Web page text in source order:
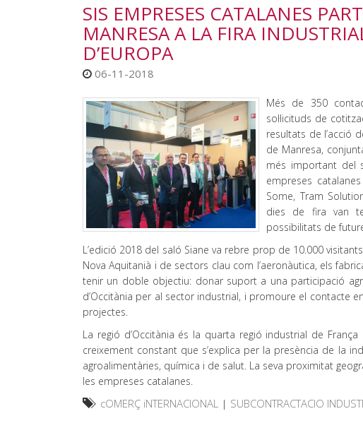
SIS EMPRESES CATALANES
MANRESA A LA FIRA
D’EUROPA
06-11-2018
Més de 350
sol·licituds de
resultats de l’acció
de Manresa,
més important del
empreses
Some, Tram
dies de fira van
possibilitats de
L’edició 2018 del saló Siane va rebre prop de 10.000
Nova Aquitanià i de sectors clau com l’aeronàutica, els
tenir un doble objectiu: donar suport a una participació
d’Occitània per al sector industrial, i promoure el contacte
projectes.
La regió d’Occitània és la quarta regió industrial de
creixement constant que s’explica per la presència de la
agroalimentàries, química i de salut. La seva proximitat
les empreses catalanes.
cOMERÇ iNTERNACIONAL | SUBCONTRACTACIO